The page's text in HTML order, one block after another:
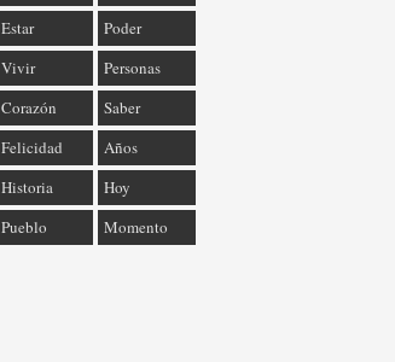
Estar
Poder
Vivir
Personas
Corazón
Saber
Felicidad
Años
Historia
Hoy
Pueblo Momento